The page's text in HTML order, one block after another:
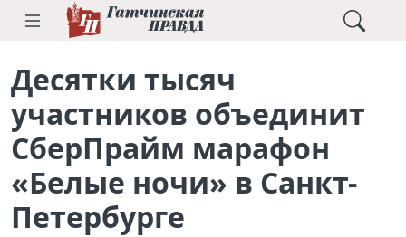
Десятки тысяч
участников объединит
СберПрайм марафон
«Белые ночи» в Санкт-
Петербурге